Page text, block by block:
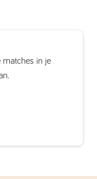
matches in je